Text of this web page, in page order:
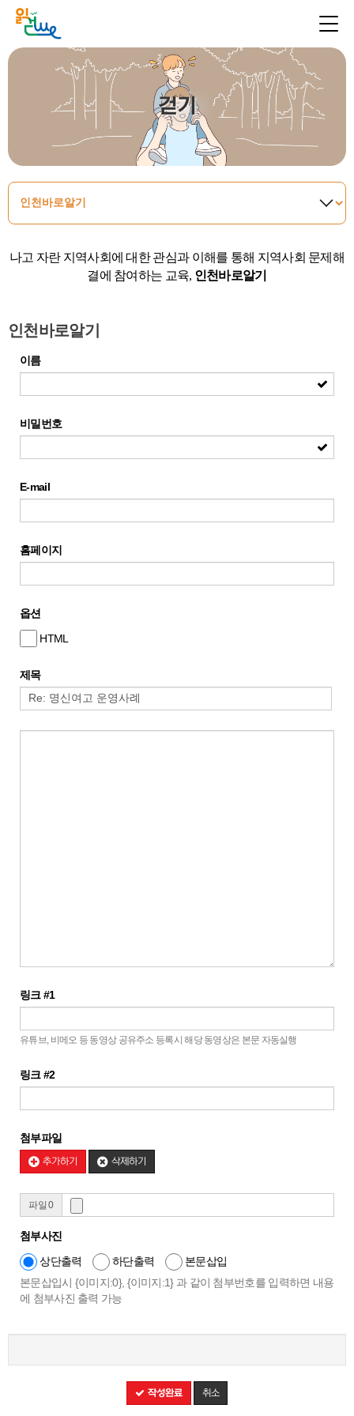
걷기
나고 자란 지역사회에 대한 관심과 이해를 통해 지역사회 문제해
결에 참여하는 교육, 인천바로알기
인천바로알기
이름
비밀번호
E-mail
홈페이지
옵션
HTML
제목
링크 #1
유튜브, 비메오 등 동영상 공유주소 등록시 해당 동영상은 본문 자동실행
링크 #2
첨부파일
추가하기 삭제하기
파일 0
첨부사진
상단출력
하단출력
본문삽입
본문삽입시 {이미지:0}, {이미지:1} 과 같이 첨부번호를 입력하면 내용
에 첨부사진 출력 가능
작성완료 취소